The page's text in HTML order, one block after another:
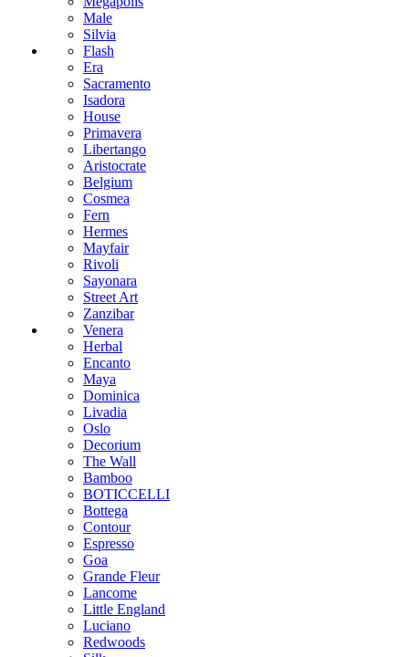
Male
Silvia
Flash
Era
Sacramento
Isadora
House
Primavera
Libertango
Aristocrate
Belgium
Cosmea
Fern
Hermes
Mayfair
Rivoli
Sayonara
Street Art
Zanzibar
Venera
Herbal
Encanto
Maya
Dominica
Livadia
Oslo
Decorium
The Wall
Bamboo
BOTICCELLI
Bottega
Contour
Espresso
Goa
Grande Fleur
Lancome
Little England
Luciano
Redwoods